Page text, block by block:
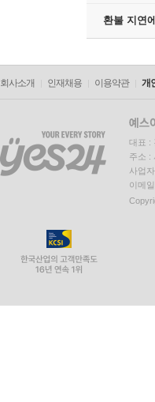
환불 지연
회사소개 인재채용 이용약관 개
대표 :
주소 :
사업
이메